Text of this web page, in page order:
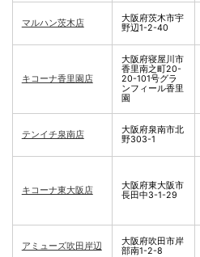
マルハン茨木店
大阪府茨木市宇
野辺1-2-40
キコーナ香里園店
大阪府寝屋川市
香里南之町20-
20-101号グラ
ンフィール香里
園
テンイチ泉南店
大阪府泉南市北
野303-1
キコーナ東大阪店
大阪府東大阪市
長田中3-1-29
アミューズ吹田岸辺
大阪府吹田市岸
部南1-2-8